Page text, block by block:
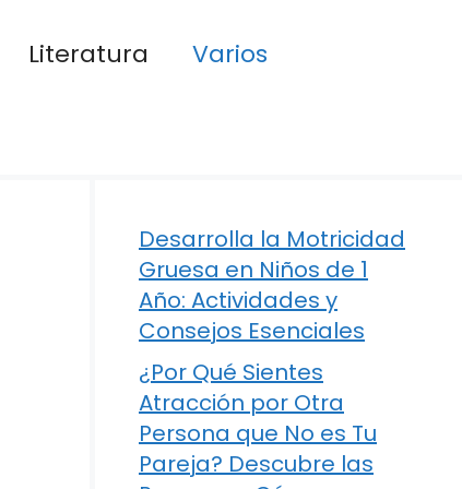
Literatura
Varios
Desarrolla la Motricidad
Gruesa en Niños de 1
Año: Actividades y
Consejos Esenciales
¿Por Qué Sientes
Atracción por Otra
Persona que No es Tu
Pareja? Descubre las